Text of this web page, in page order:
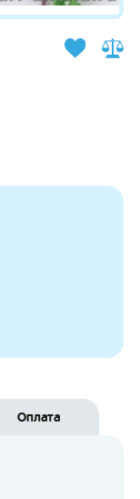
Оплата